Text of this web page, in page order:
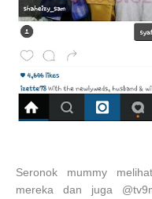
Seronok mummy
mereka dan juga